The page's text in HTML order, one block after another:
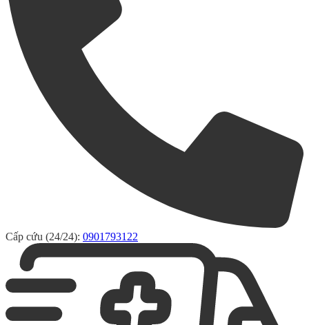
Cấp cứu (24/24): 0901793122